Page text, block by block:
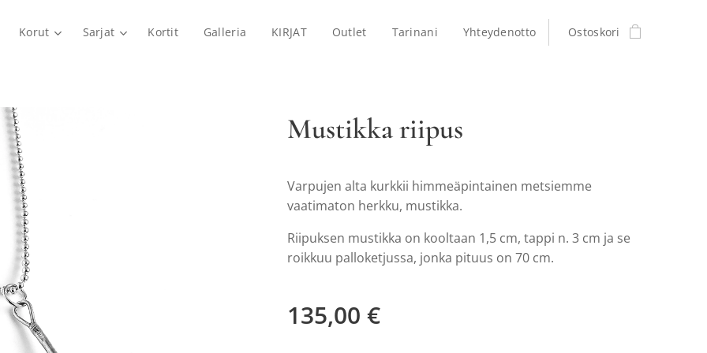
Korut Sarjat Kortit Galleria KIRJAT Outlet Tarinani Yhteydenotto Ostoskori
Mustikka riipus
Varpujen alta kurkkii himmeäpintainen metsiemme
vaatimaton herkku, mustikka.
Riipuksen mustikka on kooltaan 1,5 cm, tappi n. 3 cm ja se
roikkuu palloketjussa, jonka pituus on 70 cm.
135,00 €